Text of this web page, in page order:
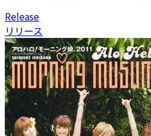
Release
リリース